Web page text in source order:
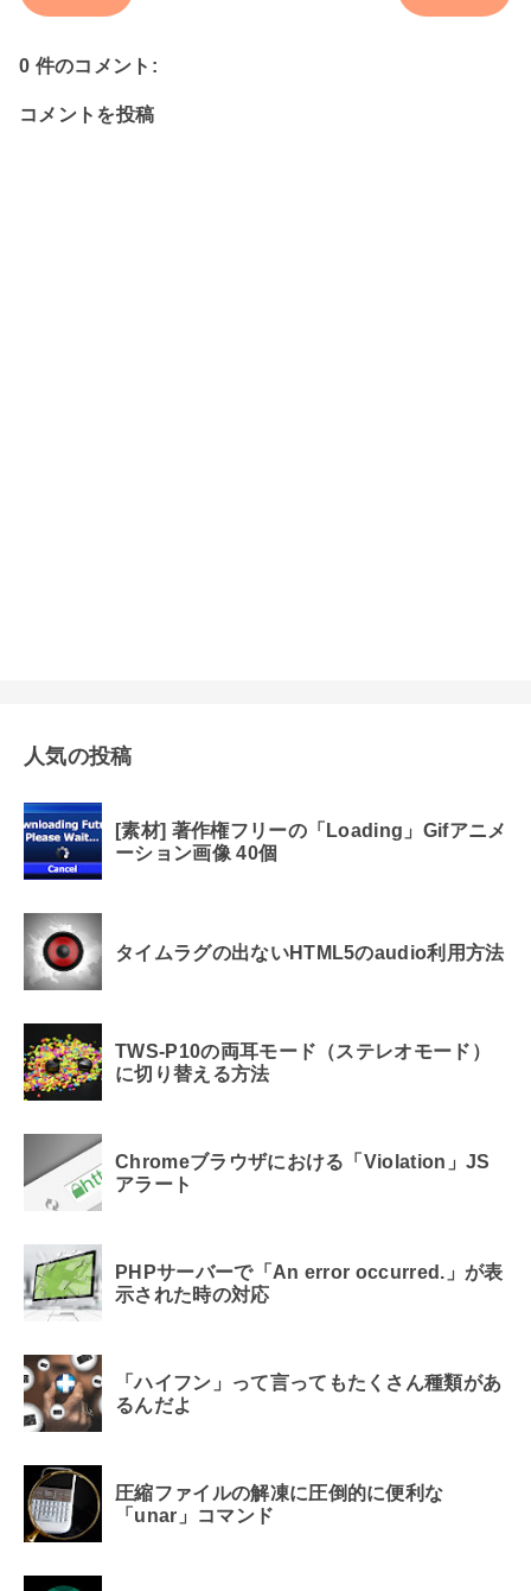
0 件のコメント:
コメントを投稿
人気の投稿
[素材] 著作権フリーの「Loading」Gifアニメ
ーション画像 40個
タイムラグの出ないHTML5のaudio利用方法
TWS-P10の両耳モード（ステレオモード）
に切り替える方法
Chromeブラウザにおける「Violation」JS
アラート
PHPサーバーで「An error occurred.」が表
示された時の対応
「ハイフン」って言ってもたくさん種類があ
るんだよ
圧縮ファイルの解凍に圧倒的に便利な
「unar」コマンド